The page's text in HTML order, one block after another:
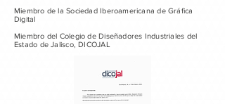
Miembro de la Sociedad Iberoamericana de Gráfica
Digital
Miembro del Colegio de Diseñadores Industriales del
Estado de Jalisco, DICOJAL